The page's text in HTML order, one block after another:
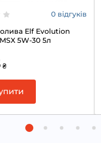
0 відгуків
Elf Evolution
5W-30 5л
₴